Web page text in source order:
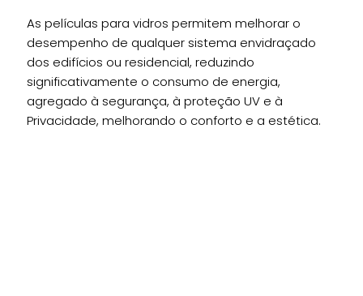
As películas para vidros permitem melhorar o
desempenho de qualquer sistema envidraçado
dos edifícios ou residencial, reduzindo
significativamente o consumo de energia,
agregado à segurança, à proteção UV e à
Privacidade, melhorando o conforto e a estética.